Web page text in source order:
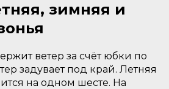
зимняя и
ветер за счёт юбки по
задувает под край. Летняя
на одном шесте. На